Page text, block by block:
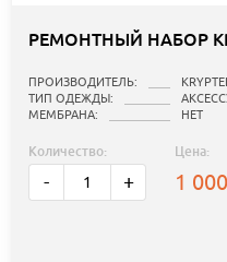
РЕМОНТНЫЙ НАБОР
ПРОИЗВОДИТЕЛЬ:
ТИП ОДЕЖДЫ:
МЕМБРАНА:
НЕТ
Количество:
- +
Цена:
1